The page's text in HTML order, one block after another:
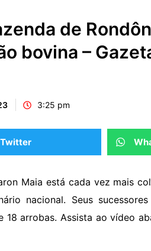
de
bovina –
3:25 pm
Twitter
Maia está cada vez mais
nacional. Seus
18 arrobas. Assista ao vídeo